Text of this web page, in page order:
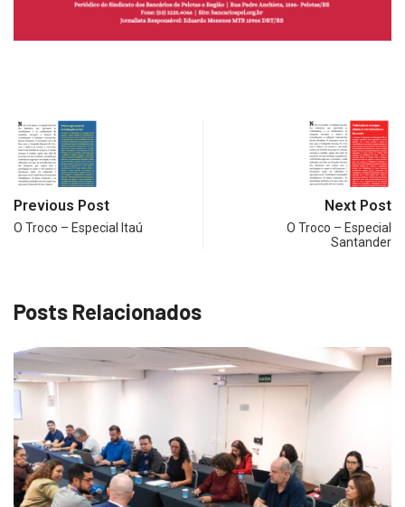
Previous Post
O Troco – Especial Itaú
Next Post
O Troco – Especial
Santander
Posts Relacionados